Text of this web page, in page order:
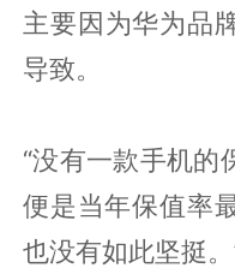
主要因为华为品
导致。
“没有一款手机的
便是当年保值率
也没有如此坚挺